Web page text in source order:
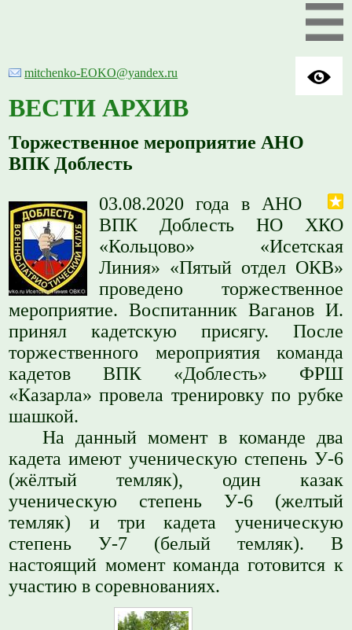
mitchenko-EOKO@yandex.ru
ВЕСТИ АРХИВ
Торжественное мероприятие АНО
ВПК Доблесть
03.08.2020 года в АНО
ВПК Доблесть НО ХКО
«Кольцово» «Исетская
Линия» «Пятый отдел ОКВ»
проведено торжественное
мероприятие. Воспитанник Ваганов И.
принял кадетскую присягу. После
торжественного мероприятия команда
кадетов ВПК «Доблесть» ФРШ
«Казарла» провела тренировку по рубке
шашкой.
На данный момент в команде два
кадета имеют ученическую степень У-6
(жёлтый темляк), один казак
ученическую степень У-6 (желтый
темляк) и три кадета ученическую
степень У-7 (белый темляк). В
настоящий момент команда готовится к
участию в соревнованиях.